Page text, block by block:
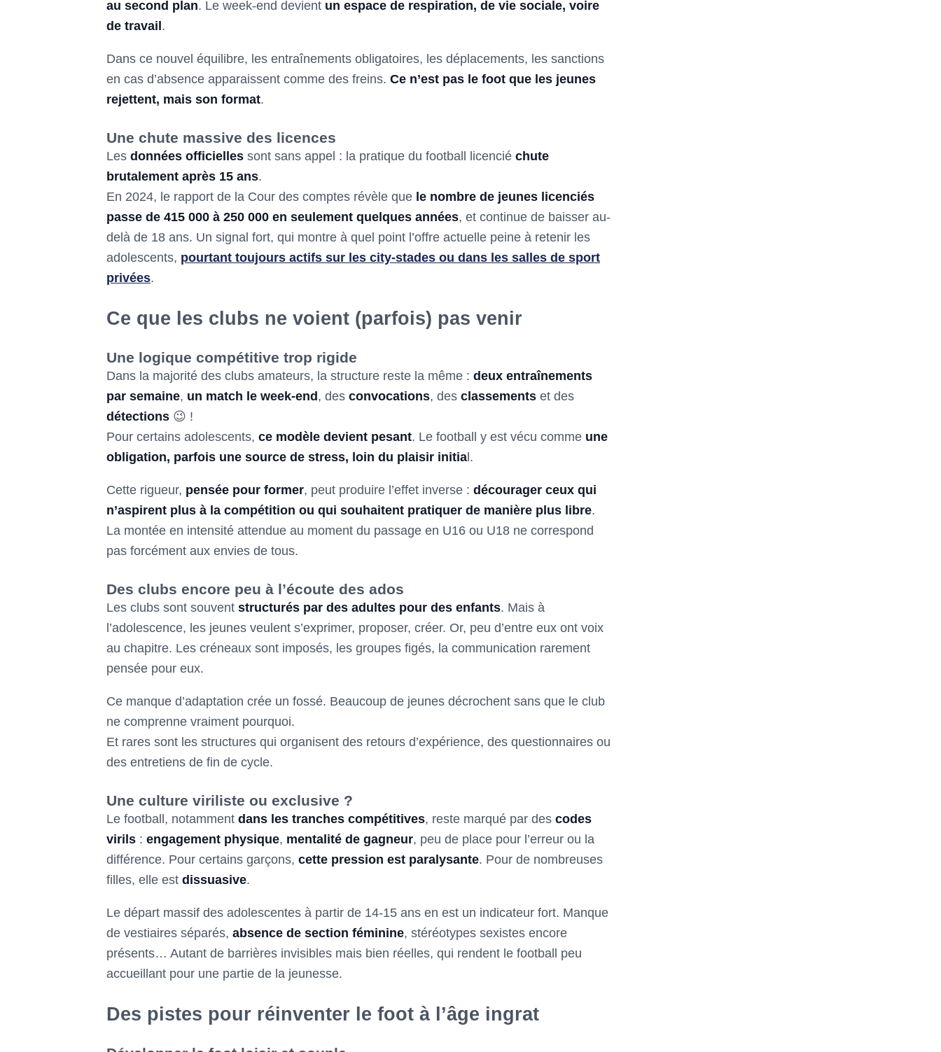
au second plan. Le week-end devient un espace de respiration, de vie sociale, voire
de travail .
Dans ce nouvel équilibre, les entraînements obligatoires, les déplacements, les sanctions
en cas d’absence apparaissent comme des freins. Ce n’est pas le foot que les jeunes
rejettent, mais son format.
Une chute massive des licences
Les données officielles sont sans appel : la pratique du football licencié chute
brutalement après 15 ans.
En 2024, le rapport de la Cour des comptes révèle que le nombre de jeunes licenciés
passe de 415 000 à 250 000 en seulement quelques années, et continue de baisser au-
delà de 18 ans. Un signal fort, qui montre à quel point l’offre actuelle peine à retenir les
adolescents, pourtant toujours actifs sur les city-stades ou dans les salles de sport
privées.
Ce que les clubs ne voient (parfois) pas venir
Une logique compétitive trop rigide
Dans la majorité des clubs amateurs, la structure reste la même : deux entraînements
par semaine, un match le week-end , des convocations, des classements et des
détections 😉 !
Pour certains adolescents, ce modèle devient pesant. Le football y est vécu comme une
obligation, parfois une source de stress, loin du plaisir initia l.
Cette rigueur, pensée pour former, peut produire l’effet inverse : décourager ceux qui
n’aspirent plus à la compétition ou qui souhaitent pratiquer de manière plus libre.
La montée en intensité attendue au moment du passage en U16 ou U18 ne correspond
pas forcément aux envies de tous.
Des clubs encore peu à l’écoute des ados
Les clubs sont souvent structurés par des adultes pour des enfants. Mais à
l’adolescence, les jeunes veulent s’exprimer, proposer, créer. Or, peu d’entre eux ont voix
au chapitre. Les créneaux sont imposés, les groupes figés, la communication rarement
pensée pour eux.
Ce manque d’adaptation crée un fossé. Beaucoup de jeunes décrochent sans que le club
ne comprenne vraiment pourquoi.
Et rares sont les structures qui organisent des retours d’expérience, des questionnaires ou
des entretiens de fin de cycle.
Une culture viriliste ou exclusive ?
Le football, notamment dans les tranches compétitives, reste marqué par des codes
virils : engagement physique, mentalité de gagneur, peu de place pour l’erreur ou la
différence. Pour certains garçons, cette pression est paralysante. Pour de nombreuses
filles, elle est dissuasive.
Le départ massif des adolescentes à partir de 14-15 ans en est un indicateur fort. Manque
de vestiaires séparés, absence de section féminine, stéréotypes sexistes encore
présents… Autant de barrières invisibles mais bien réelles, qui rendent le football peu
accueillant pour une partie de la jeunesse.
Des pistes pour réinventer le foot à l’âge ingrat